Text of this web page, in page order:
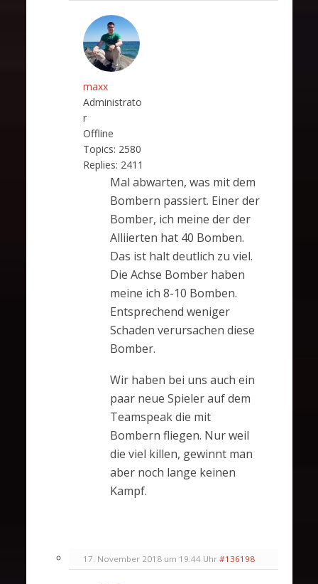
maxx
Administrato
r
Offline
Topics: 2580
Replies: 2411
Mal abwarten, was mit dem
Bombern passiert. Einer der
Bomber, ich meine der der
Alliierten hat 40 Bomben.
Das ist halt deutlich zu viel.
Die Achse Bomber haben
meine ich 8-10 Bomben.
Entsprechend weniger
Schaden verursachen diese
Bomber.
Wir haben bei uns auch ein
paar neue Spieler auf dem
Teamspeak die mit
Bombern fliegen. Nur weil
die viel killen, gewinnt man
aber noch lange keinen
Kampf.
17. November 2018 um 19:44 Uhr #136198